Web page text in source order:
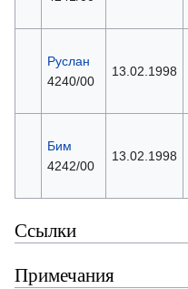
Руслан
4240/00
13.02.1998
Бим
4242/00
13.02.1998
Ссылки
Примечания